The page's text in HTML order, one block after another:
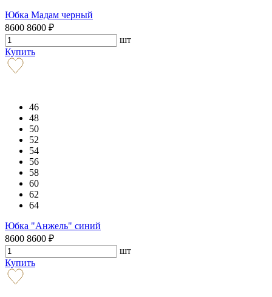
Юбка Мадам черный
8600 8600 ₽
шт
Купить
46
48
50
52
54
56
58
60
62
64
Юбка "Анжель" синий
8600 8600 ₽
шт
Купить